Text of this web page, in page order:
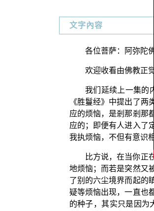
文字內容
各位菩萨：阿弥陀佛
欢迎收看由佛教正
我们延续上一集的
《胜鬘经》中提出了
应的烦恼，是剎那剎那
应的；即便有人进入了
我执烦恼，不但有意识
比方说，在当你正
地烦恼；而若是突然又
了别的六尘境界而起的
疑等烦恼出现，一直也
的种子，其实只是因为